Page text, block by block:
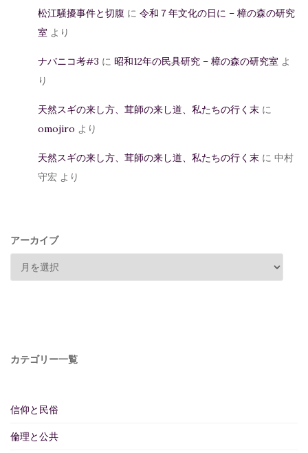
松江騒擾事件と切腹 に 令和７年文化の日に – 樟の森の研究
室 より
ナバニコ考#3 に 昭和12年の民具研究 – 樟の森の研究室 よ
り
天然スギの来し方、茸師の来し道、私たちの行く末 に
omojiro より
天然スギの来し方、茸師の来し道、私たちの行く末 に 中村
守宏 より
アーカイブ
カテゴリー一覧
信仰と民俗
倫理と公共